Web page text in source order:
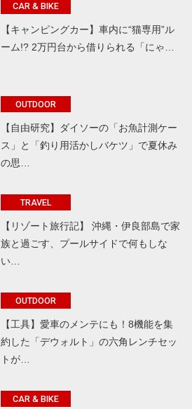
CAR & BIKE
【キャンピングカー】車内に“猫専用”ル
ーム!? 2万円台から借りられる「にゃ…
OUTDOOR
【自由研究】ダイソーの「お魚計測ケー
ス」と「釣り用活かしバケツ」で夏休み
の思…
TRAVEL
【リゾート旅行記】 沖縄・伊良部島で家
族と過ごす、プールサイドで何もしな
い…
OUTDOOR
【工具】愛車のメンテにも！8機能を集
約した「デウォルト」の六角レンチセッ
トが…
CAR & BIKE